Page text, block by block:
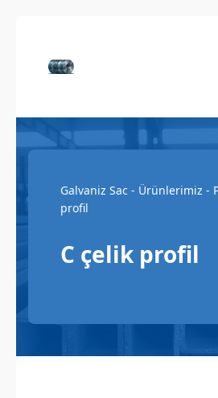
İçeriğe
geç
Galvaniz Sac - Ürünlerimiz -
profil
C çelik profil